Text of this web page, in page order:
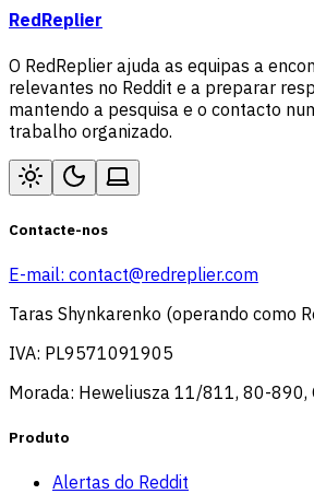
RedReplier
O RedReplier ajuda as equipas a
relevantes no Reddit e a preparar
mantendo a pesquisa e o contacto
trabalho organizado.
Contacte-nos
E-mail: contact@redreplier.com
Taras Shynkarenko (operando como
IVA: PL9571091905
Morada: Heweliusza 11/811, 80-890,
Produto
Alertas do Reddit